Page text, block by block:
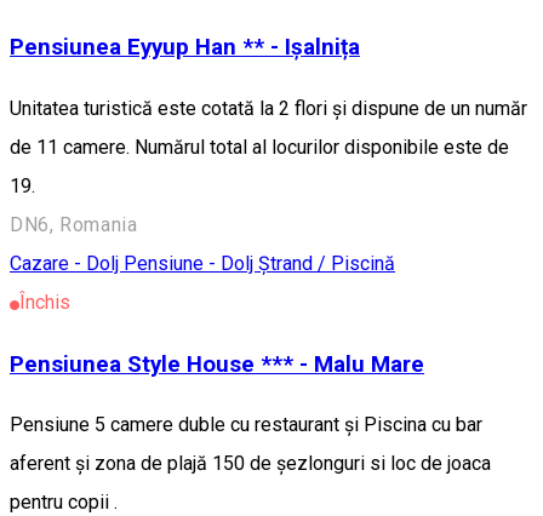
Pensiunea Eyyup Han ** - Ișalnița
Unitatea turistică este cotată la 2 flori și dispune de un număr
de 11 camere. Numărul total al locurilor disponibile este de
19.
DN6, Romania
Cazare - Dolj Pensiune - Dolj Ștrand / Piscină
Închis
Pensiunea Style House *** - Malu Mare
Pensiune 5 camere duble cu restaurant și Piscina cu bar
aferent și zona de plajă 150 de șezlonguri si loc de joaca
pentru copii .